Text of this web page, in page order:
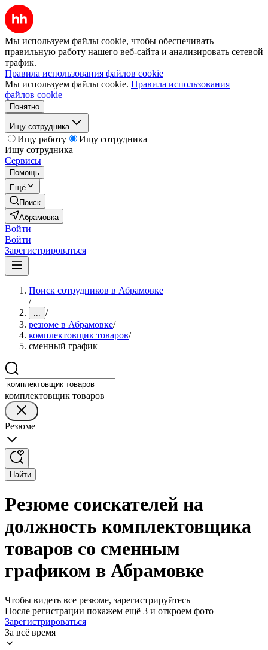
Мы используем файлы cookie, чтобы обеспечивать
правильную работу нашего веб-сайта и анализировать сетевой
трафик.
Правила использования файлов cookie
Мы используем файлы cookie. Правила использования
файлов cookie
Понятно
Ищу сотрудника
Ищу работу
Ищу сотрудника
Ищу сотрудника
Сервисы
Помощь
Ещё
Поиск
Абрамовка
Войти
Войти
Зарегистрироваться
Поиск сотрудников в Абрамовке
/
... /
резюме в Абрамовке/
комплектовщик товаров/
сменный график
комплектовщик товаров
Резюме
Найти
Резюме соискателей на
должность комплектовщика
товаров со сменным
графиком в Абрамовке
Чтобы видеть все резюме, зарегистрируйтесь
После регистрации покажем ещё 3 и откроем фото
Зарегистрироваться
За всё время